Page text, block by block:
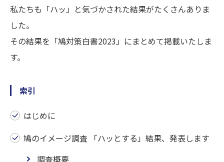
私たちも「ハッ」と気づかされた結果がたくさんありま
した。
その結果を「鳩対策白書2023」にまとめて掲載いたしま
す。
索引
はじめに
鳩のイメージ調査 「ハッとする」結果、発表します
調査概要